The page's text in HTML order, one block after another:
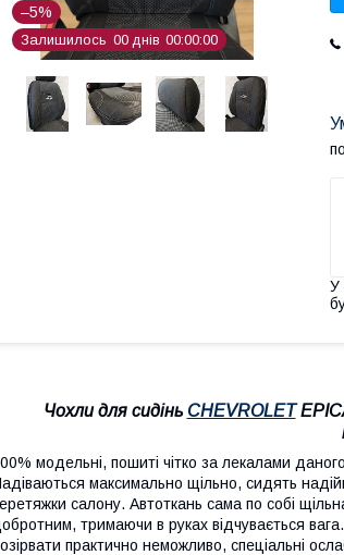
–5%
Залишилось 00 днів 00 00 00
У
Чохли для сидінь CHEVROLET
модельні, пошиті чітко за лекалами
максимально щільно, сидять
салону. Автоткань сама по собі
тримаючи в руках відчувається
практично неможливо, спеціальні